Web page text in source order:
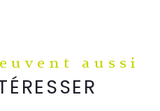
aussi